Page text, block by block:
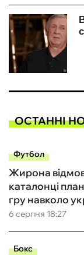
ОСТАННІ
Футбол
6 серпня 18:27
Жирона
каталонці
гру навколо
Бокс